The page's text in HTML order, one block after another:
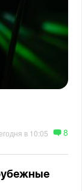
в 10:05 8